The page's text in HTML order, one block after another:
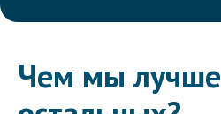
Чем мы лучше